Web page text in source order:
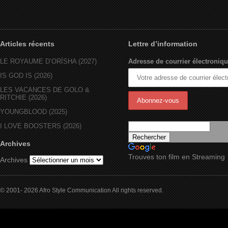
Articles récents
LE ROYAUME D’ORÏSHA (2027)
IS GOD IS (2026)
LES VACANCES DE GOLO &
RITCHIE (2026)
YOUNGBLOOD (2025)
I LOVE BOOSTERS (2026)
Archives
Archives
Lettre d’information
Adresse de courrier
Trouves ton film en Streaming
© 2001- 2026 Afro Style Communication All rights reserved.